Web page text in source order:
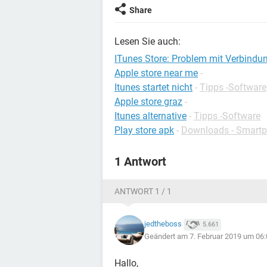
Share
Lesen Sie auch:
ITunes Store: Problem mit
Apple store near me -
Itunes startet nicht - Tipps -Software
Apple store graz -
Itunes alternative - Tipps -Software
Play store apk - Downloads -
1 Antwort
ANTWORT 1 / 1
jedtheboss 5.661
Geändert am 7. Februar 2019 um
Hallo,